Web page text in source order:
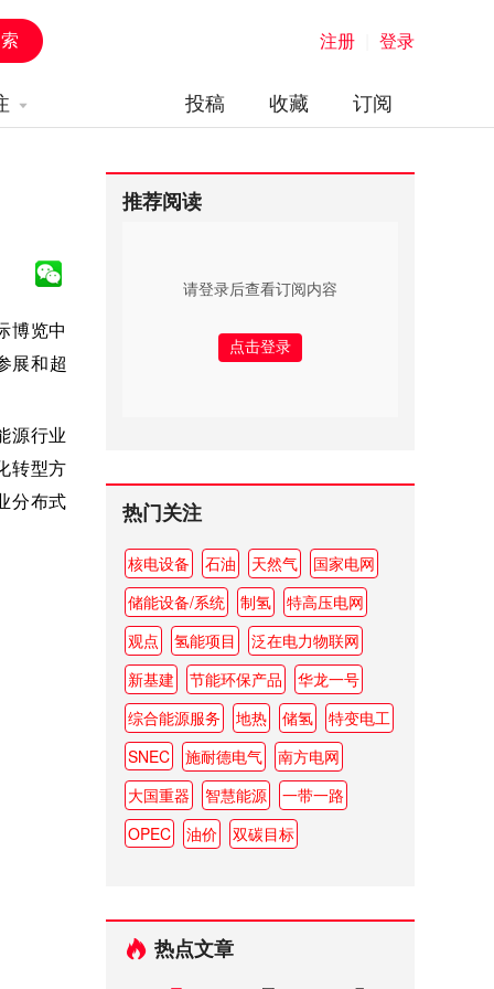
注册 登录
订阅
收藏
投稿
博览中
展和超
源行业
转型方
分布式
推荐阅读
请登录后查看订阅内容
热门关注
核电设备 石油 天然气
国家电网
储能设备/系统
制氢
特高压电网
观点
氢能项目
泛在电力物联网
新基建
节能环保产品
华龙一号
综合能源服务
地热 储氢
特变电工
SNEC
施耐德电气
南方电网
大国重器
智慧能源
一带一路
OPEC
油价 双碳目标
热点文章